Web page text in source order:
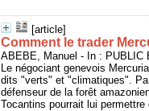
[article]
Comment le trader
ABEBE, Manuel - In : PUBLIC
Le négociant genevois
dits "verts" et "climatiques".
défenseur de la forêt
Tocantins pourrait lui